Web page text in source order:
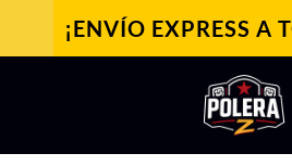
¡ENVÍO EXPRESS A